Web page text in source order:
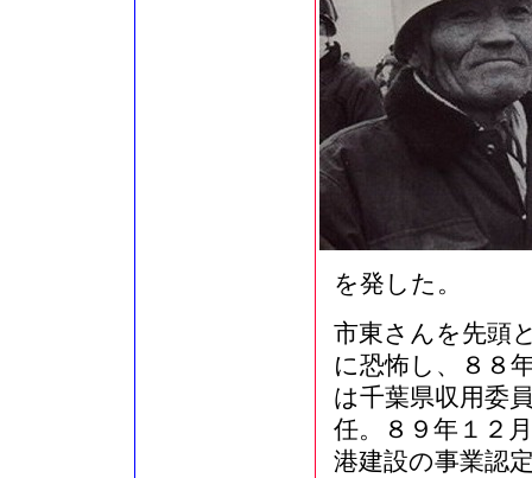
を発した。
市東さんを先頭
に恐怖し、８８
は千葉県収用委
任。８９年１２
港建設の事業認